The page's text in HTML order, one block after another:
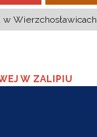
Wierzchosławicach
W ZALIPIU